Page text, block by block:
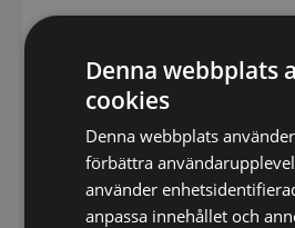
– Steriliserande UVC-LED-
– Invändig belysning med
– Nyckellås
– Självstängande dörrar med
Denna webbplats
cookies
Denna webbplats
förbättra
använder
anpassa innehållet och